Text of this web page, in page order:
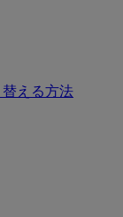
える方法